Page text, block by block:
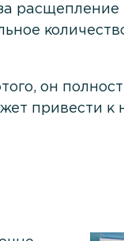
расщепление
он
привести